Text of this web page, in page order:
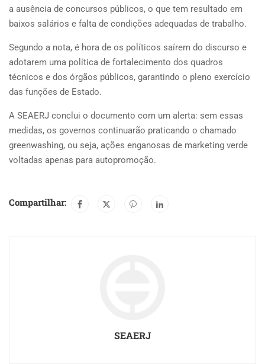
a ausência de concursos públicos, o que tem resultado em
baixos salários e falta de condições adequadas de trabalho.
Segundo a nota, é hora de os políticos saírem do discurso e
adotarem uma política de fortalecimento dos quadros
técnicos e dos órgãos públicos, garantindo o pleno exercício
das funções de Estado.
A SEAERJ conclui o documento com um alerta: sem essas
medidas, os governos continuarão praticando o chamado
greenwashing, ou seja, ações enganosas de marketing verde
voltadas apenas para autopromoção.
Compartilhar:
SEAERJ